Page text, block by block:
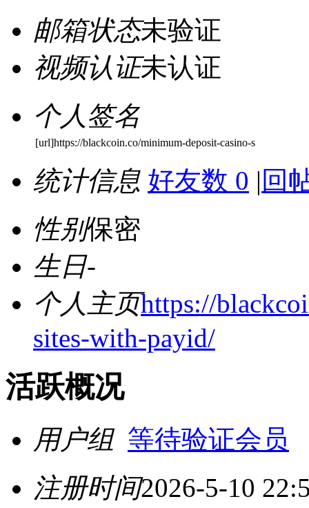
邮箱状态未验证
视频认证未认证
个人签名
[url]https://blackcoin.co/minimum-deposit-casino-s
统计信息 好友数 0 | 回
性别保密
生日-
个人主页https://
sites-with-payid/
活跃概况
用户组 等待验证会员
注册时间2026-5-10